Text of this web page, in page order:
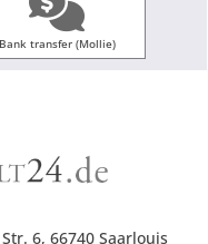
Bank transfer (Mollie)
6, 66740 Saarlouis